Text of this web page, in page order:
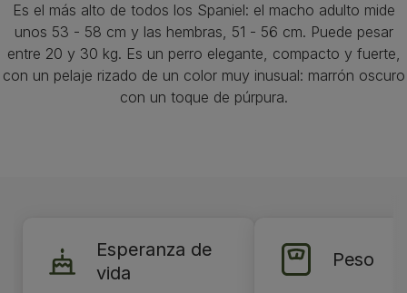
Es el más alto de todos los Spaniel: el macho adulto mide
unos 53 - 58 cm y las hembras, 51 - 56 cm. Puede pesar
entre 20 y 30 kg. Es un perro elegante, compacto y fuerte,
con un pelaje rizado de un color muy inusual: marrón oscuro
con un toque de púrpura.
Esperanza de
vida
Peso